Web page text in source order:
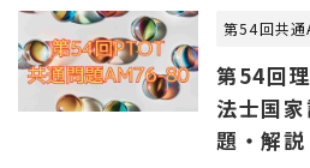
第54回共通
第54回
法士国
題・解